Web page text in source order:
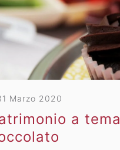
Marzo 2020
a tema